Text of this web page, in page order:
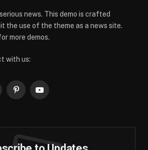
news. This demo is crafted
the use of the theme as a news site.
more demos.
with us:
PinterestYouTube